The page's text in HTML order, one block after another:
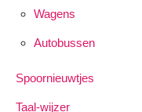
Wagens
Autobussen
Spoornieuwtjes
Taal-wijzer